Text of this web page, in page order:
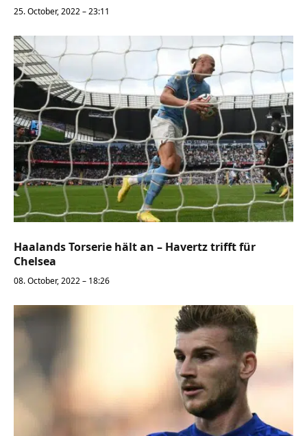
25. October, 2022 – 23:11
Haalands Torserie hält an – Havertz trifft für
Chelsea
08. October, 2022 – 18:26